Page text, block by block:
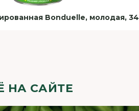
Bonduelle, молодая,
НА САЙТЕ